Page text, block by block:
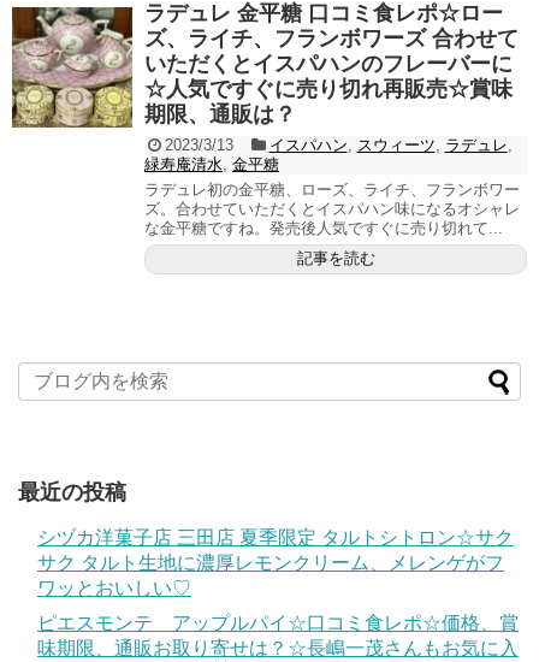
ラデュレ 金平糖 口コミ食レポ☆ロー
ズ、ライチ、フランボワーズ 合わせて
いただくとイスパハンのフレーバーに
☆人気ですぐに売り切れ再販売☆賞味
期限、通販は？
2023/3/13 イスパハン, スウィーツ, ラデュレ,
緑寿庵清水, 金平糖
ラデュレ初の金平糖、ローズ、ライチ、フランボワー
ズ。合わせていただくとイスパハン味になるオシャレ
な金平糖ですね。発売後人気ですぐに売り切れて...
記事を読む
最近の投稿
シヅカ洋菓子店 三田店 夏季限定 タルトシトロン☆サク
サク タルト生地に濃厚レモンクリーム、メレンゲがフ
ワッとおいしい♡
ピエスモンテ アップルパイ☆口コミ食レポ☆価格、賞
味期限、通販お取り寄せは？☆長嶋一茂さんもお気に入